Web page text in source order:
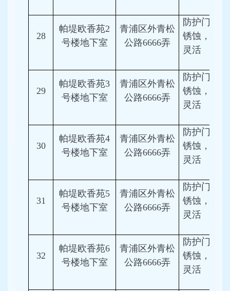
28
帕堤欧香苑2
号楼地下室
青浦区外青松
公路6666弄
防护门金
锈蚀，启
灵活
29
帕堤欧香苑3
号楼地下室
青浦区外青松
公路6666弄
防护门金
锈蚀，启
灵活
30
帕堤欧香苑4
号楼地下室
青浦区外青松
公路6666弄
防护门金
锈蚀，启
灵活
31
帕堤欧香苑5
号楼地下室
青浦区外青松
公路6666弄
防护门金
锈蚀，启
灵活
32
帕堤欧香苑6
号楼地下室
青浦区外青松
公路6666弄
防护门金
锈蚀，启
灵活